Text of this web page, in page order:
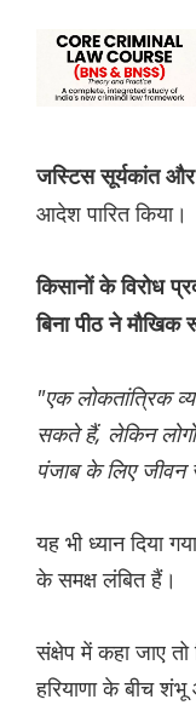
जस्टिस सूर्यकांत
आदेश पारित किया।
किसानों के विरोध
बिना पीठ ने
"एक लोकतांत्रिक
सकते हैं, लेकिन
पंजाब के लिए जीवन
यह भी ध्यान दिया
के समक्ष लंबित हैं।
संक्षेप में कहा जाए
हरियाणा के बीच शंभू